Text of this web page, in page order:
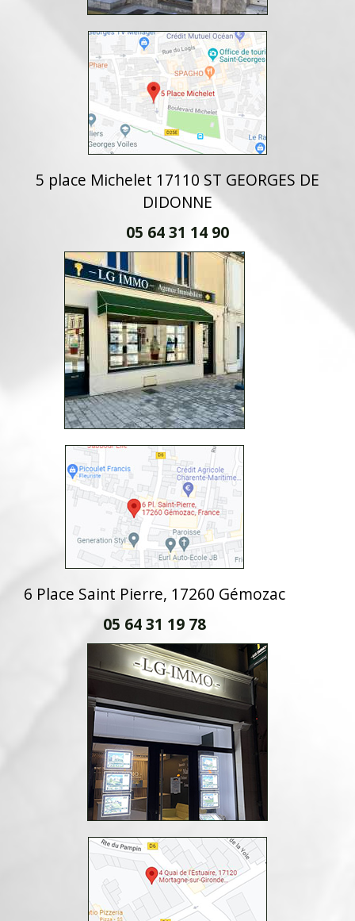
5 place Michelet 17110 ST GEORGES DE
DIDONNE
05 64 31 14 90
6 Place Saint Pierre, 17260 Gémozac
05 64 31 19 78